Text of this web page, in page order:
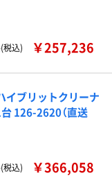
税込)
￥257,236
イブリットクリーナ
126-2620（直送
税込)
￥366,058